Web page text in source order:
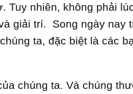
Tuy nhiên, không phải
giải trí. Song ngày nay
ta, đặc biệt là các
chúng ta. Và chúng